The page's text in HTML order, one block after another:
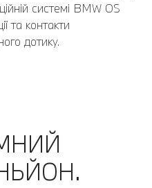
системі BMW OS
та контакти
дотику.